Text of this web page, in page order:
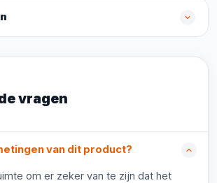
vragen
van dit product?
om er zeker van te zijn dat het